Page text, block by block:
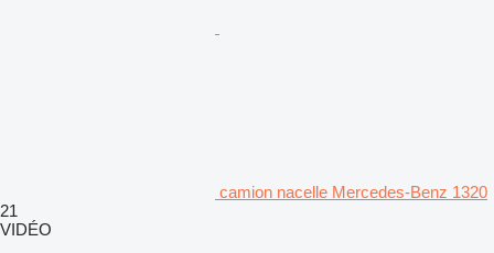
camion nacelle Mercedes-Benz 1320
21
VIDÉO